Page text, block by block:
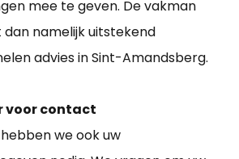
mee te geven. De vakman
namelijk uitstekend
advies in Sint-Amandsberg.
voor contact
we ook uw